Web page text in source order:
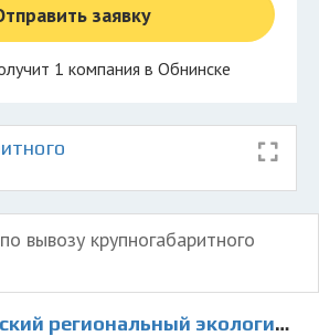
заявку
1 компания в Обнинске
вывозу крупногабаритного
экологический оператор"